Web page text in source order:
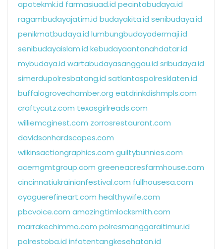
apotekmk.id farmasiuad.id pecintabudaya.id
ragambudayajatim.id budayakita.id senibudaya.id
penikmatbudaya.id lumbungbudayadermaji.id
senibudayaislam.id kebudayaantanahdatar.id
mybudaya.id wartabudayasanggau.id sribudaya.id
simerdupolresbatang.id satlantaspolresklaten.id
buffalogrovechamber.org eatdrinkdishmpls.com
craftycutz.com texasgirlreads.com
williemcginest.com zorrosrestaurant.com
davidsonhardscapes.com
wilkinsactiongraphics.com guiltybunnies.com
acemgmtgroup.com greeneacresfarmhouse.com
cincinnatiukrainianfestival.com fullhousesa.com
oyaguerefineart.com healthywife.com
pbcvoice.com amazingtimlocksmith.com
marrakechimmo.com polresmanggaraitimur.id
polrestoba.id infotentangkesehatan.id